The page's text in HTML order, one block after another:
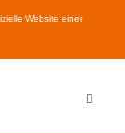
Website einer